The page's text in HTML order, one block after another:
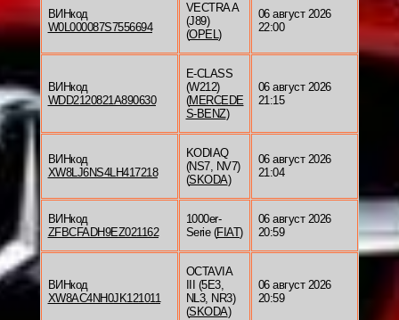
ВИНкод
W0L000087S7556694
VECTRA A
(J89)
(OPEL)
06 август 2026
22:00
ВИНкод
WDD2120821A890630
E-CLASS
(W212)
(MERCEDE
S-BENZ)
06 август 2026
21:15
ВИНкод
XW8LJ6NS4LH417218
KODIAQ
(NS7, NV7)
(SKODA)
06 август 2026
21:04
ВИНкод
ZFBCFADH9EZ021162
1000er-
Serie (FIAT)
06 август 2026
20:59
ВИНкод
XW8AC4NH0JK121011
OCTAVIA
III (5E3,
NL3, NR3)
(SKODA)
06 август 2026
20:59